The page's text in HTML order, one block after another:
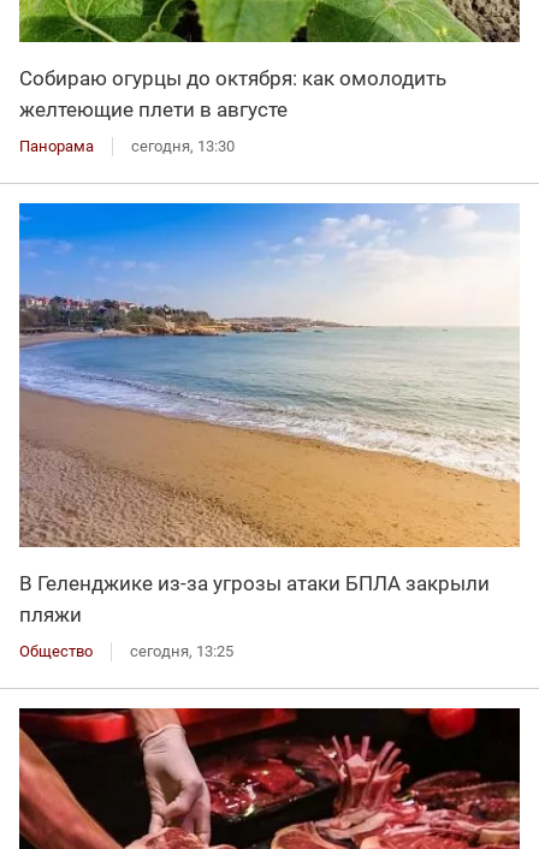
Собираю огурцы до октября: как омолодить
желтеющие плети в августе
Панорама сегодня, 13:30
В Геленджике из-за угрозы атаки БПЛА закрыли
пляжи
Общество сегодня, 13:25